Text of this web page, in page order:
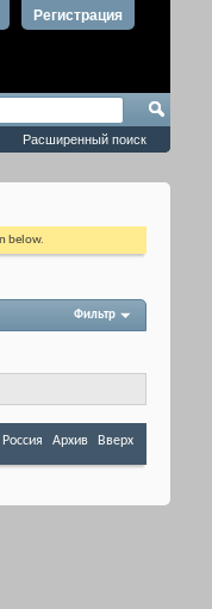
Регистрация
Расширенный поиск
below.
Фильтр
Архив Вверх